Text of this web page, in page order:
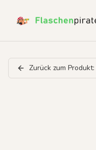
Zurück zum Produkt: